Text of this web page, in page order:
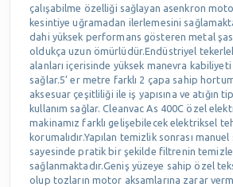
çalışabilme özelliği sağlayan asenkron
kesintiye uğramadan ilerlemesini
dahi yüksek performans gösteren metal
oldukça uzun ömürlüdür.Endüstriyel
alanları içerisinde yüksek manevra
sağlar.5’ er metre farklı 2 çapa sahip
aksesuar çeşitliliği ile iş yapısına ve atığın
kullanım sağlar. Cleanvac As 400C özel
makinamız farklı gelişebilecek elektriksel
korumalıdır.Yapılan temizlik sonrası
sayesinde pratik bir şekilde filtrenin
sağlanmaktadır.Geniş yüzeye sahip özel
olup tozların motor aksamlarına zarar